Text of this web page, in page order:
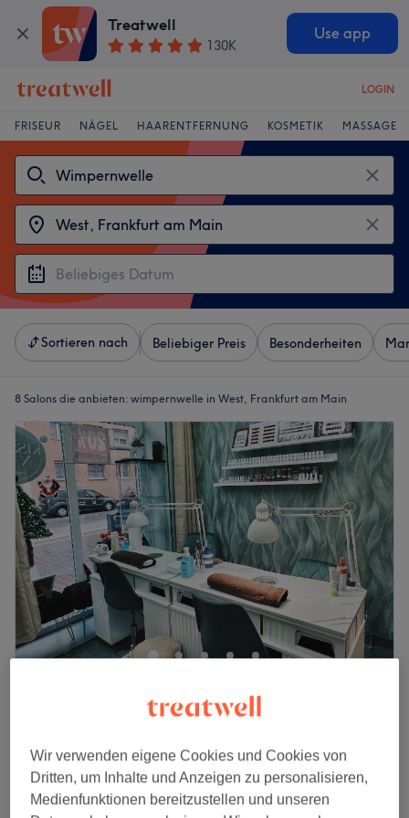
Treatwell
130K
Use app
LOGIN
FRISEUR NÄGEL HAARENTFERNUNG KOSMETIK MASSAGE
Sortieren nach Beliebiger Preis Besonderheiten
8 Salons die anbieten: wimpernwelle in West, Frankfurt am Main
157 Bewertungen
Wimpernlifting
55 Min. - 1 Std.
ab
Schnellansicht Saloninfos
Wir verwenden eigene Cookies und Cookies von
Dritten, um Inhalte und Anzeigen zu personalisieren,
Medienfunktionen bereitzustellen und unseren